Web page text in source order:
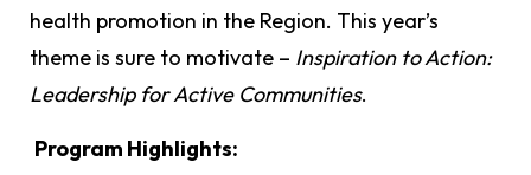
health promotion in the Region. This year’s
theme is sure to motivate – Inspiration to Action:
Leadership for Active Communities.
Program Highlights: